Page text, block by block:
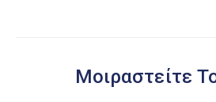
Μοιραστείτε